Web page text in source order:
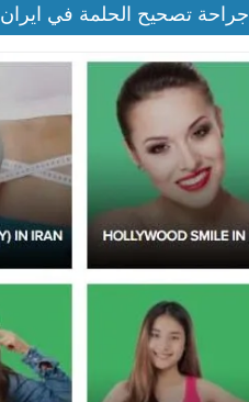
جراحة تصحيح الحلمة في ايران